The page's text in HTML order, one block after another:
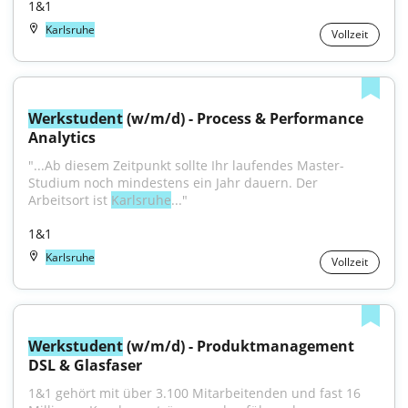
1&1
Karlsruhe Vollzeit
Werkstudent (w/m/d) - Process & Performance
Analytics
"...Ab diesem Zeitpunkt sollte Ihr laufendes Master-
Studium noch mindestens ein Jahr dauern. Der
Arbeitsort ist Karlsruhe..."
1&1
Karlsruhe Vollzeit
Werkstudent (w/m/d) - Produktmanagement
DSL & Glasfaser
1&1 gehört mit über 3.100 Mitarbeitenden und fast 16